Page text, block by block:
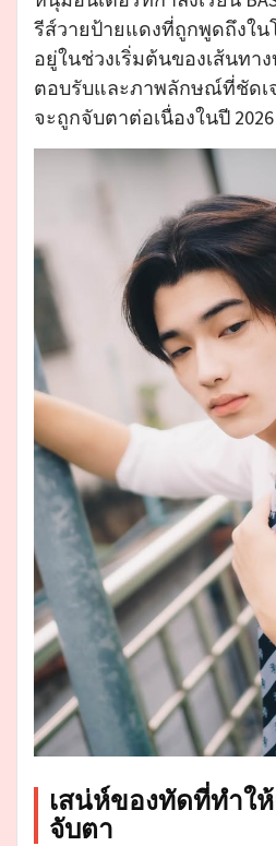
รีส์วายป้ายแดงที่ถูกพูดถึงใน
อยู่ในช่วงเริ่มต้นของเส้นทา
ตอบรับและภาพลักษณ์ที่ชัดเ
จะถูกจับตาต่อเนื่องในปี 2026
เสน่ห์ของทัดที่ทำใ
จับตา